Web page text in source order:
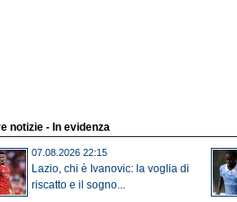
notizie - In evidenza
07.08.2026 22:15
Lazio, chi è Ivanovic: la voglia di
riscatto e il sogno...